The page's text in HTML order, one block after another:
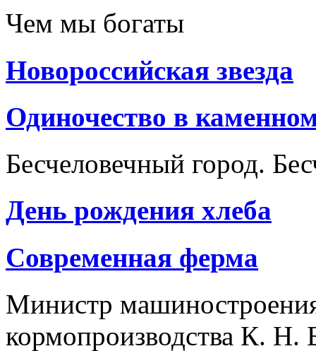
Чем мы богаты
Новороссийская звезда
Одиночество в
Бесчеловечный город.
День рождения хлеба
Cовременная ферма
Министр
кормопроизводства К. Н.